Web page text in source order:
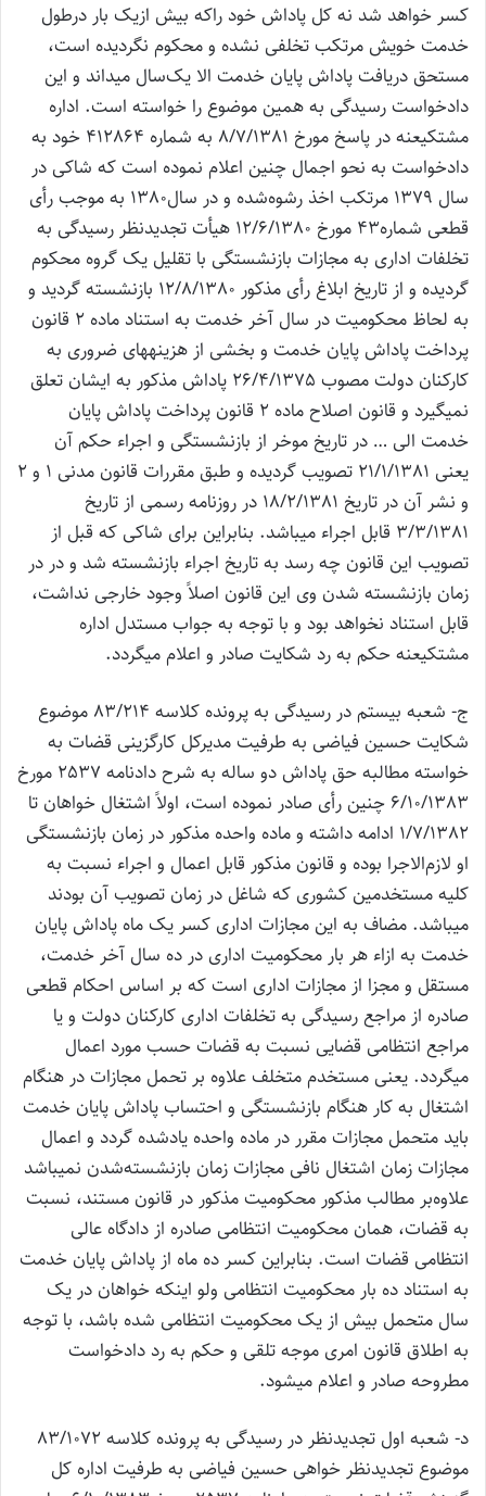
کسر خواهد شد نه کل پاداش خود راکه بیش ازیک بار درطول
خدمت خویش مرتکب تخلفی نشده و محکوم نگردیده است،
مستحق دریافت پاداش پایان خدمت الا یک‌سال می‎داند و این
دادخواست رسیدگی به همین موضوع را خواسته است. اداره
مشتکی‎عنه در پاسخ مورخ 8/7/1381 به شماره 412864 خود به
دادخواست به نحو اجمال چنین اعلام نموده است که شاکی در
سال 1379 مرتکب اخذ رشوه‌شده و در سال1380 به موجب رأی
قطعی شماره43 مورخ 12/6/1380 هیأت تجدیدنظر رسیدگی به
تخلفات اداری به مجازات بازنشستگی با تقلیل یک گروه محکوم
گردیده و از تاریخ ابلاغ رأی مذکور 12/8/1380 بازنشسته گردید و
به لحاظ محکومیت در سال آخر خدمت به استناد ماده 2 قانون
پرداخت پاداش پایان خدمت و بخشی از هزینه‎های ضروری به
کارکنان دولت مصوب 26/4/1375 پاداش مذکور به ایشان تعلق
نمی‎گیرد و قانون اصلاح ماده 2 قانون پرداخت پاداش پایان
خدمت الی … در تاریخ موخر از بازنشستگی و اجراء حکم آن
یعنی 21/1/1381 تصویب گردیده و طبق مقررات قانون مدنی 1 و 2
و نشر آن در تاریخ 18/2/1381 در روزنامه رسمی از تاریخ
3/3/1381 قابل اجراء می‎باشد. بنابراین برای شاکی که قبل از
تصویب این قانون چه رسد به تاریخ اجراء بازنشسته شد و در در
زمان بازنشسته شدن وی این قانون اصلاً وجود خارجی نداشت،
قابل استناد نخواهد بود و با توجه به جواب مستدل اداره
مشتکی‎عنه حکم به رد شکایت صادر و اعلام می‎گردد.
ج- شعبه بیستم در رسیدگی به پرونده کلاسه 83/214 موضوع
شکایت حسین فیاضی به طرفیت مدیرکل کارگزینی قضات به
خواسته مطالبه حق پاداش دو ساله به شرح دادنامه 2537 مورخ
6/10/1383 چنین رأی صادر نموده است، اولاً اشتغال خواهان تا
1/7/1382 ادامه داشته و ماده واحده مذکور در زمان بازنشستگی
او لازم‌الاجرا بوده و قانون مذکور قابل اعمال و اجراء نسبت به
کلیه مستخدمین کشوری که شاغل در زمان تصویب آن بودند
می‎باشد. مضاف به این مجازات اداری کسر یک ماه پاداش پایان
خدمت به ازاء هر بار محکومیت اداری در ده سال آخر خدمت،
مستقل و مجزا از مجازات اداری است که بر اساس احکام قطعی
صادره از مراجع رسیدگی به تخلفات اداری کارکنان دولت و یا
مراجع انتظامی قضایی نسبت به قضات حسب مورد اعمال
می‎گردد. یعنی مستخدم متخلف علاوه بر تحمل مجازات در هنگام
اشتغال به کار هنگام بازنشستگی و احتساب پاداش پایان خدمت
باید متحمل مجازات مقرر در ماده واحده یادشده گردد و اعمال
مجازات زمان اشتغال نافی مجازات زمان بازنشسته‌شدن نمی‎باشد
علاوه‌بر مطالب مذکور محکومیت مذکور در قانون مستند، نسبت
به قضات، همان محکومیت انتظامی صادره از دادگاه عالی
انتظامی قضات است. بنابراین کسر ده ماه از پاداش پایان خدمت
به استناد ده بار محکومیت انتظامی ولو اینکه خواهان در یک
سال متحمل بیش از یک محکومیت انتظامی شده باشد، با توجه
به اطلاق قانون امری موجه تلقی و حکم به رد دادخواست
مطروحه صادر و اعلام می‎شود.
د- شعبه اول تجدیدنظر در رسیدگی به پرونده کلاسه 83/1072
موضوع تجدیدنظر خواهی حسین فیاضی به طرفیت اداره کل